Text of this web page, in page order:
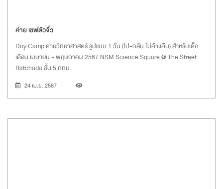
ค่าย เชฟตัวจิ๋ว
Day Camp ค่ายวิทยาศาสตร์ รูปแบบ 1 วัน (ไป-กลับ ไม่ค้างคืน) สำหรับเด็ก
เดือน เมษายน - พฤษภาคม 2567 NSM Science Square @ The Street
Ratchada ชั้น 5 กทม.
24 เม.ย. 2567